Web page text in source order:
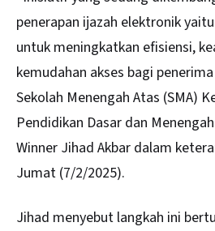
penerapan ijazah elektronik
untuk meningkatkan efisiensi,
kemudahan akses bagi
Sekolah Menengah Atas (SMA)
Pendidikan Dasar dan
Winner Jihad Akbar dalam
Jumat (7/2/2025).
Jihad menyebut langkah ini